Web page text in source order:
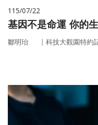
115/07/22
基因不
鄒明珆 ｜ 科技大觀園特約